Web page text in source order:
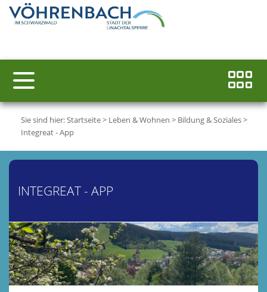
Sie sind hier:Startseite> Leben & Wohnen > Bildung & Soziales>
Integreat - App
INTEGREAT - APP